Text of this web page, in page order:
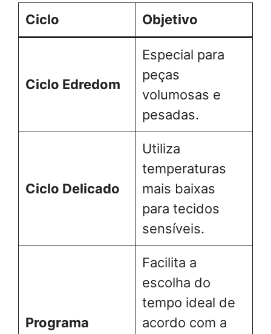
Ciclo Objetivo
Ciclo Edredom
Especial para
peças
volumosas e
pesadas.
Ciclo Delicado
Utiliza
temperaturas
mais baixas
para tecidos
sensíveis.
Programa
Facilita a
escolha do
tempo ideal de
acordo com a